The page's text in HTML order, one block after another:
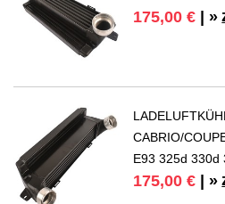
175,00 € | »
CABRIO/
E93 325d 330d
175,00 € | »